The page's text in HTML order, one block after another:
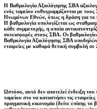
Η Βαθμολογία Αξιολόγησης ΣΒΑ
ενός ταμείου ευθυγραμμίζονται με
Ηνωμένων Εθνών, όπως η δράση για το
Η βαθμολογία υπολογίζεται ως
κάθε συμμετοχής, η οποία
συνεισφορές στους ΣΒΑ. Οι
Βαθμολογία Αξιολόγησης ΣΒΑ
εταιρείες με καθαρά θετική συμβολή
Ωστόσο, αυτό δεν αποτελεί ένδειξη
ταμείου στο να καταστήσει τις
πραγματική οικονομία (δείτε επίσης το